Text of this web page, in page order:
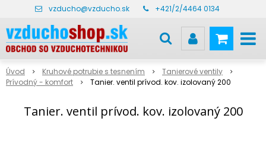
vzducho@vzducho.sk +421/2/4464 0134
Úvod Kruhové potrubie s tesnením
Tanierové ventily
Prívodný - komfort
Tanier. ventil prívod. kov. izolovaný 200
Tanier. ventil prívod. kov. izolovaný 200